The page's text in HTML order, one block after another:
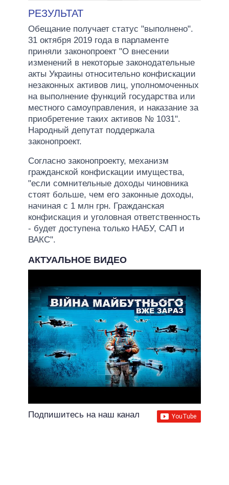
РЕЗУЛЬТАТ
Обещание получает статус "выполнено".
31 октября 2019 года в парламенте
приняли законопроект "О внесении
изменений в некоторые законодательные
акты Украины относительно конфискации
незаконных активов лиц, уполномоченных
на выполнение функций государства или
местного самоуправления, и наказание за
приобретение таких активов № 1031".
Народный депутат поддержала
законопроект.
Согласно законопроекту, механизм
гражданской конфискации имущества,
"если сомнительные доходы чиновника
стоят больше, чем его законные доходы,
начиная с 1 млн грн. Гражданская
конфискация и уголовная ответственность
- будет доступена только НАБУ, САП и
ВАКС".
АКТУАЛЬНОЕ ВИДЕО
Подпишитесь на наш канал